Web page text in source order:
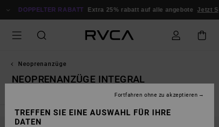
ZUR
DOPPELTER RABATT Extra 25% rabatt auf alle angebote Jetzt
Neoprenanzüge
NEOPRENANZÜGE INTEGRAL
TREFFEN SIE EINE AUSWAHL FÜR IHRE
DATEN
Fortfahren ohne zu akzeptieren